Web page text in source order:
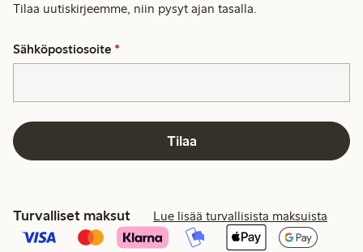
Tilaa uutiskirjeemme, niin pysyt ajan tasalla.
Sähköpostiosoite *
Tilaa
Turvalliset maksut Lue lisää turvallisista maksuista